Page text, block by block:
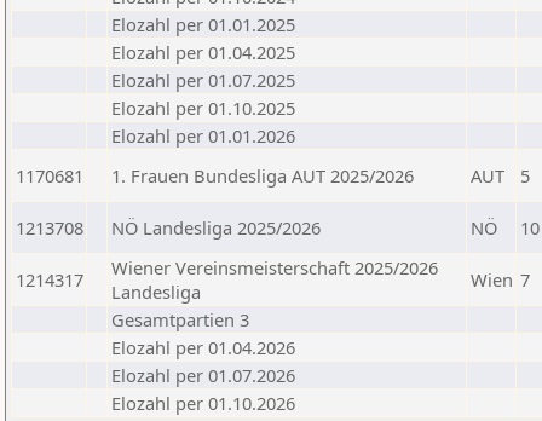
Elozahl per 01.01.2025
Elozahl per 01.04.2025
Elozahl per 01.07.2025
Elozahl per 01.10.2025
Elozahl per 01.01.2026
1170681
1. Frauen Bundesliga AUT 2025/2026 AUT 5
1213708 NÖ Landesliga 2025/2026 NÖ 10
1214317
Wiener Vereinsmeisterschaft 2025/2026
Landesliga
Wien 7
Gesamtpartien 3
Elozahl per 01.04.2026
Elozahl per 01.07.2026
Elozahl per 01.10.2026